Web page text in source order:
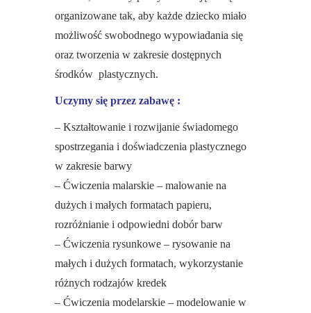
organizowane tak, aby każde dziecko miało
możliwość swobodnego wypowiadania się
oraz tworzenia w zakresie dostępnych
środków plastycznych.
Uczymy się przez zabawę :
– Kształtowanie i rozwijanie świadomego
spostrzegania i doświadczenia plastycznego
w zakresie barwy
– Ćwiczenia malarskie – malowanie na
dużych i małych formatach papieru,
rozróżnianie i odpowiedni dobór barw
– Ćwiczenia rysunkowe – rysowanie na
małych i dużych formatach, wykorzystanie
różnych rodzajów kredek
– Ćwiczenia modelarskie – modelowanie w